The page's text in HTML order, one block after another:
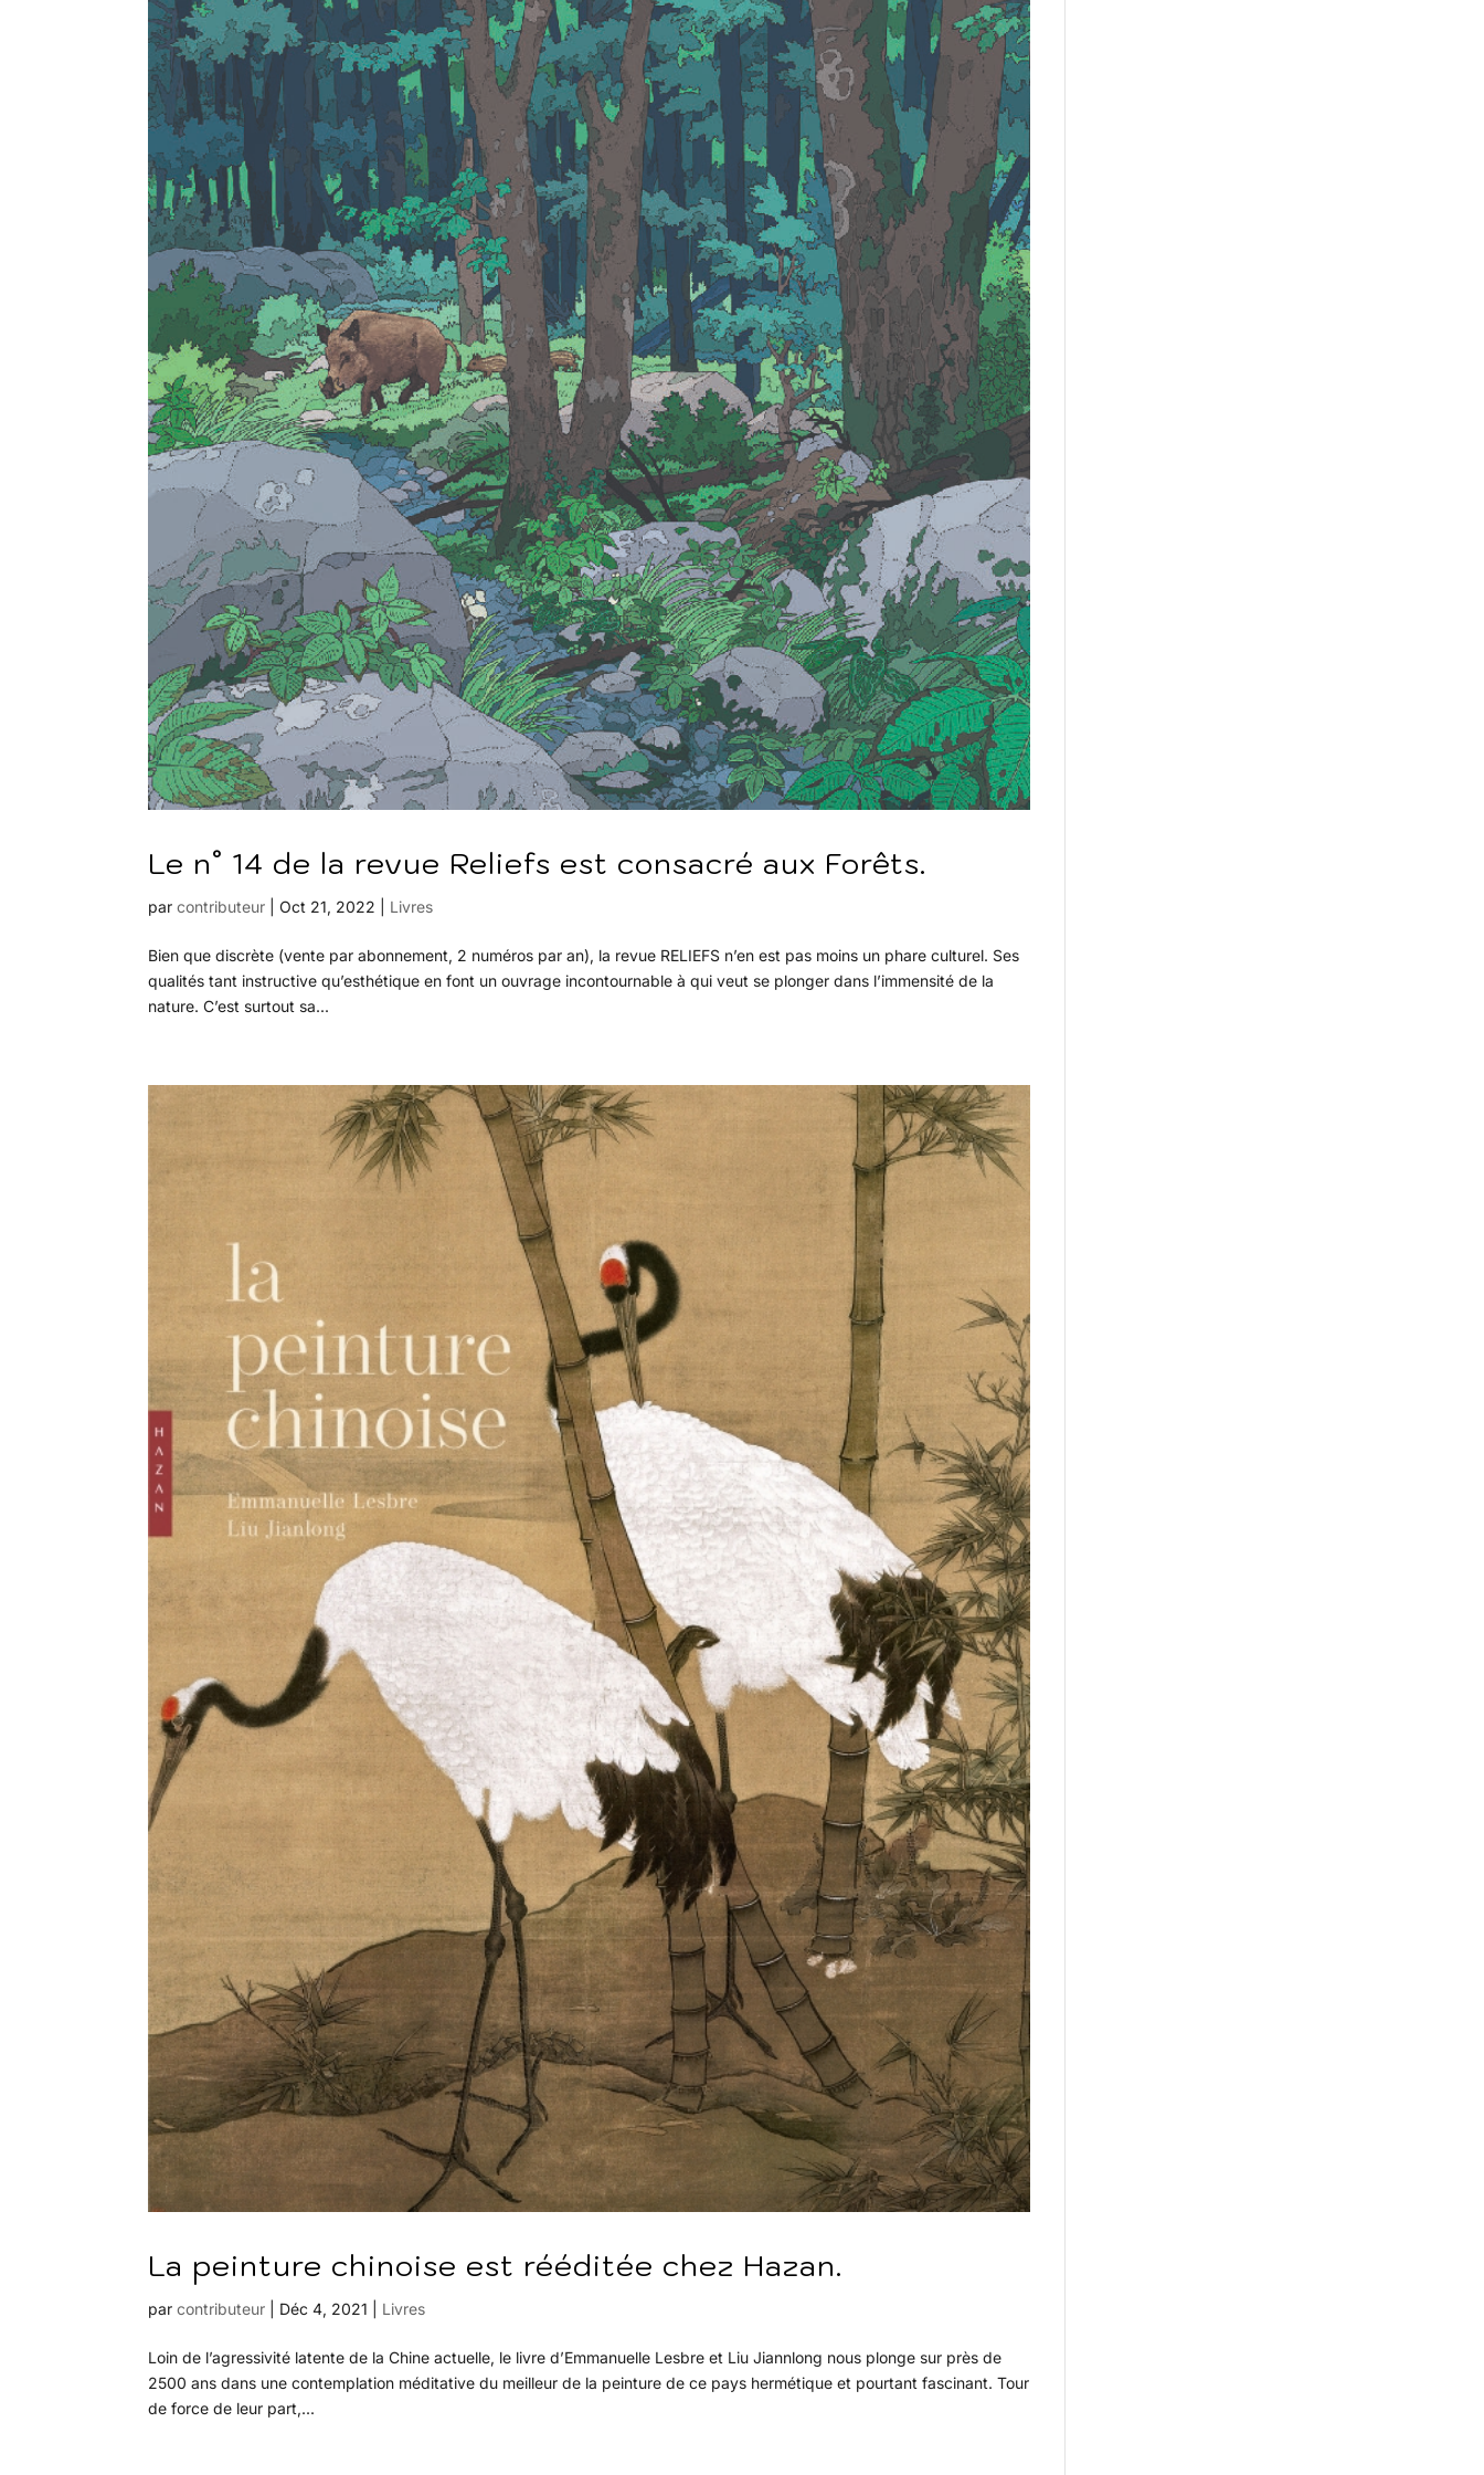
Le n° 14 de la revue Reliefs est consacré aux Forêts.
parcontributeur |Oct 21, 2022 Livres
Bien que discrète (vente par abonnement, 2 numéros par an), la revue RELIEFS n’en est pas moins un phare culturel. Ses
qualités tant instructive qu’esthétique en font un ouvrage incontournable à qui veut se plonger dans l’immensité de la
nature. C’est surtout sa...
La peinture chinoise est rééditée chez Hazan.
parcontributeur Déc 4, 2021 Livres
Loin de l’agressivité latente de la Chine actuelle, le livre d’Emmanuelle Lesbre et Liu Jiannlong nous plonge sur près de
2500 ans dans une contemplation méditative du meilleur de la peinture de ce pays hermétique et pourtant fascinant. Tour
de force de leur part,...